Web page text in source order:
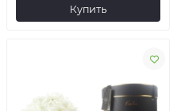
Купить